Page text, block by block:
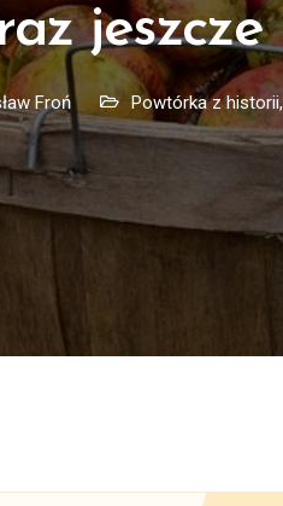
jeszcze
Froń Powtórka z historii,